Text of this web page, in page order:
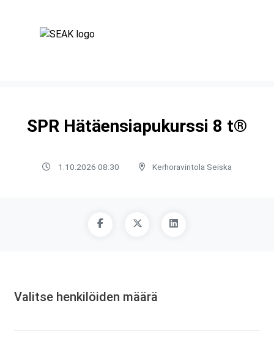
SPR Hätäensiapukurssi 8 t®
1.10.2026 08:30 Kerhoravintola Seiska
Valitse henkilöiden määrä